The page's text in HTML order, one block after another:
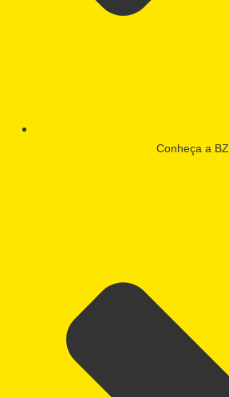
Conheça a BZ